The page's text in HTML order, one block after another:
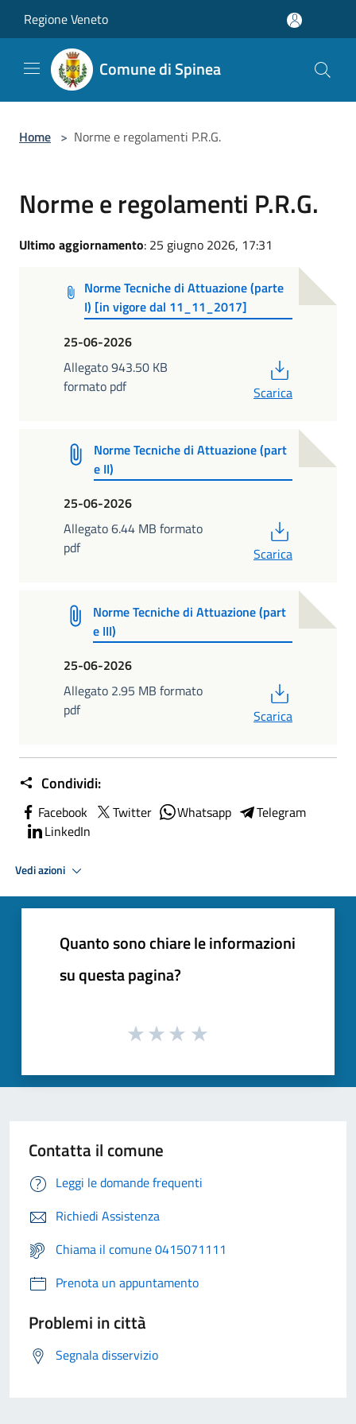
Regione Veneto
Comune di Spinea
Home > Norme e regolamenti P.R.G.
Norme e regolamenti P.R.G.
Ultimo aggiornamento: 25 giugno 2026, 17:31
Norme Tecniche di Attuazione (parte
I) [in vigore dal 11_11_2017]
25-06-2026
Allegato 943.50 KB
formato pdf
Scarica
Norme Tecniche di Attuazione (part
e II)
25-06-2026
Allegato 6.44 MB formato
pdf
Scarica
Norme Tecniche di Attuazione (part
e III)
25-06-2026
Allegato 2.95 MB formato
pdf
Scarica
Condividi:
Facebook Twitter Whatsapp
Telegram
LinkedIn
Vedi azioni
Quanto sono chiare le informazioni
su questa pagina?
Contatta il comune
Leggi le domande frequenti
Richiedi Assistenza
Chiama il comune 0415071111
Prenota un appuntamento
Problemi in città
Segnala disservizio